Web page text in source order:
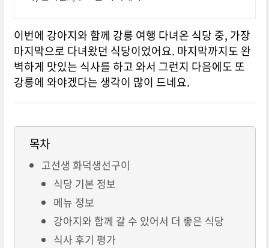
이번에 강아지와 함께 강릉 여행 다녀온 식당 중, 가장
마지막으로 다녀왔던 식당이었어요. 마지막까지도 완
벽하게 맛있는 식사를 하고 와서 그런지 다음에도 또
강릉에 와야겠다는 생각이 많이 드네요.
목차
고선생 화덕생선구이
식당 기본 정보
메뉴 정보
강아지와 함께 갈 수 있어서 더 좋은 식당
식사 후기 평가